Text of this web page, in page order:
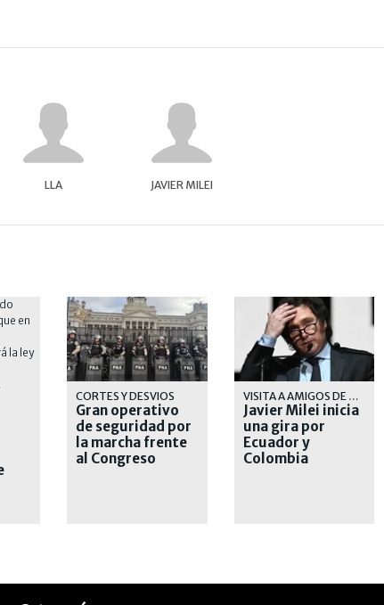
LLA JAVIER MILEI
CORTES Y DESVIOS
Gran operativo
de seguridad por
la marcha frente
al Congreso
VISITA A AMIGOS DE DERECHA
Javier Milei inicia
una gira por
Ecuador y
Colombia